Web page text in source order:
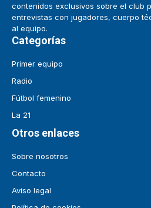
contenidos exclusivos sobre el club
entrevistas con jugadores, cuerpo
al equipo.
Categorías
Primer equipo
Radio
Fútbol femenino
La 21
Otros enlaces
Sobre nosotros
Contacto
Aviso legal